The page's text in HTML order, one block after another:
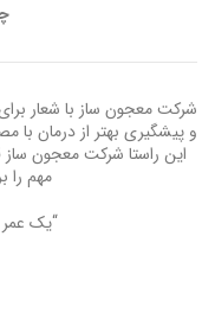
شرکت معجون ساز با شعار
و پیشگیری بهتر از درمان با
این راستا شرکت معجون
مهم را
“یک عمر